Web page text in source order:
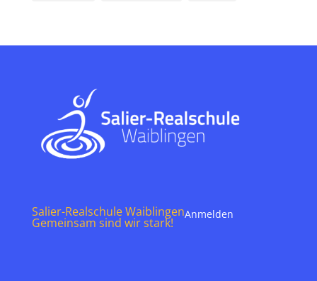
Salier-Realschule Waiblingen
Gemeinsam sind wir stark!
Anmelden